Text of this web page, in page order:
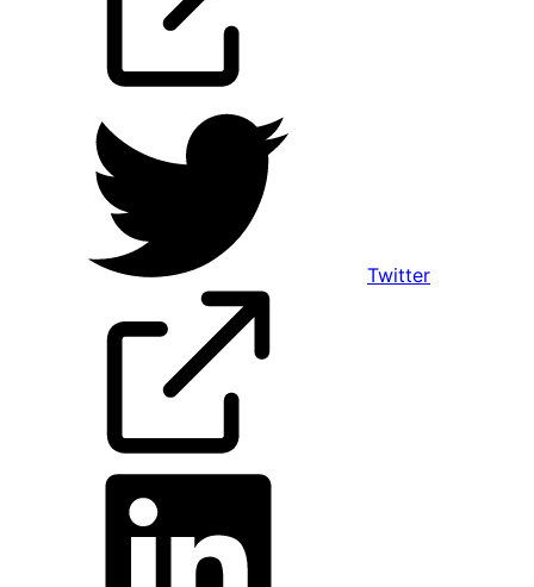
Twitter